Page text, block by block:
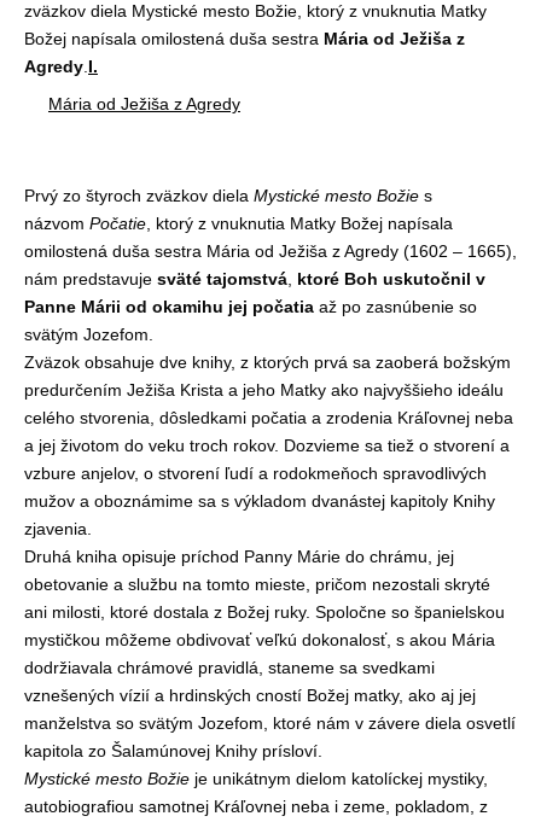
zväzkov diela Mystické mesto Božie, ktorý z vnuknutia Matky
Božej napísala omilostená duša sestra Mária od Ježiša z
Agredy.I.
Mária od Ježiša z Agredy
Prvý zo štyroch zväzkov diela Mystické mesto Božie s
názvom Počatie , ktorý z vnuknutia Matky Božej napísala
omilostená duša sestra Mária od Ježiša z Agredy (1602 – 1665),
nám predstavuje sväté tajomstvá ktoré Boh uskutočnil v
Panne Márii od okamihu jej počatia až po zasnúbenie so
svätým Jozefom.
Zväzok obsahuje dve knihy, z ktorých prvá sa zaoberá božským
predurčením Ježiša Krista a jeho Matky ako najvyššieho ideálu
celého stvorenia, dôsledkami počatia a zrodenia Kráľovnej neba
a jej životom do veku troch rokov. Dozvieme sa tiež o stvorení a
vzbure anjelov, o stvorení ľudí a rodokmeňoch spravodlivých
mužov a oboznámime sa s výkladom dvanástej kapitoly Knihy
zjavenia.
Druhá kniha opisuje príchod Panny Márie do chrámu, jej
obetovanie a službu na tomto mieste, pričom nezostali skryté
ani milosti, ktoré dostala z Božej ruky. Spoločne so španielskou
mystičkou môžeme obdivovať veľkú dokonalosť, s akou Mária
dodržiavala chrámové pravidlá, staneme sa svedkami
vznešených vízií a hrdinských cností Božej matky, ako aj jej
manželstva so svätým Jozefom, ktoré nám v závere diela osvetlí
kapitola zo Šalamúnovej Knihy prísloví.
Mystické mesto Božie je unikátnym dielom katolíckej mystiky,
autobiografiou samotnej Kráľovnej neba i zeme, pokladom, z